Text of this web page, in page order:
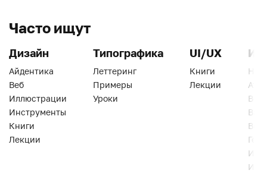
Часто ищут
Дизайн
Айдентика
Веб
Иллюстрации
Инструменты
Книги
Лекции
Типографика
Леттеринг
Примеры
Уроки
UI/UX
Книги
Лекции
Веб